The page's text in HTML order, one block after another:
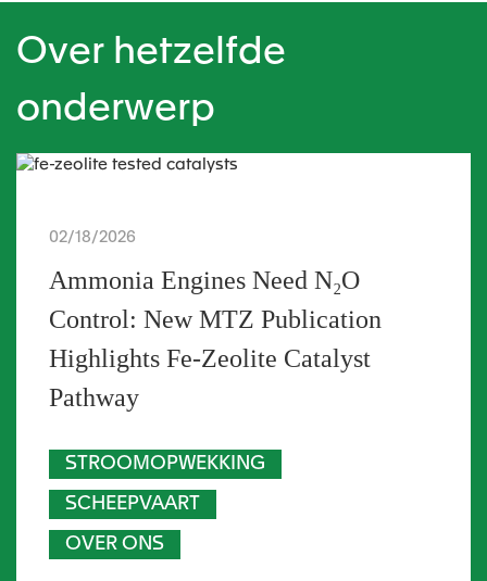
Over hetzelfde
onderwerp
02/18/2026
Ammonia Engines Need N₂O
Control: New MTZ Publication
Highlights Fe-Zeolite Catalyst
Pathway
STROOMOPWEKKING
SCHEEPVAART
OVER ONS